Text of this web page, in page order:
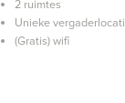
2 ruimtes
Unieke
(Gratis) wifi